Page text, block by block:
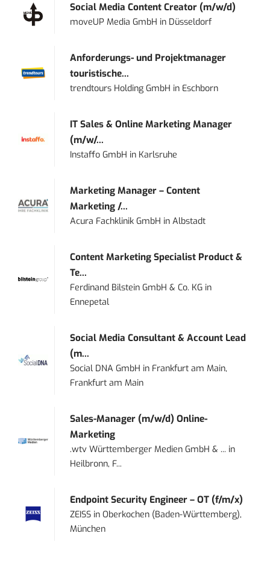
Social Media Content Creator (m/w/d)
moveUP Media GmbH in Düsseldorf
Anforderungs- und Projektmanager
touristische...
trendtours Holding GmbH in Eschborn
IT Sales & Online Marketing Manager
(m/w/...
Instaffo GmbH in Karlsruhe
Marketing Manager – Content
Marketing /...
Acura Fachklinik GmbH inAlbstadt
Content Marketing Specialist Product &
Te...
Ferdinand Bilstein GmbH & Co. KG in
Ennepetal
Social Media Consultant & Account Lead
(m...
Social DNA GmbH in Frankfurt am Main,
Frankfurt am Main
Sales-Manager (m/w/d) Online-
Marketing
.wtv Württemberger Medien GmbH & ... in
Heilbronn, F...
Endpoint Security Engineer – OT (f/m/x)
ZEISS inOberkochen (Baden-Württemberg),
München